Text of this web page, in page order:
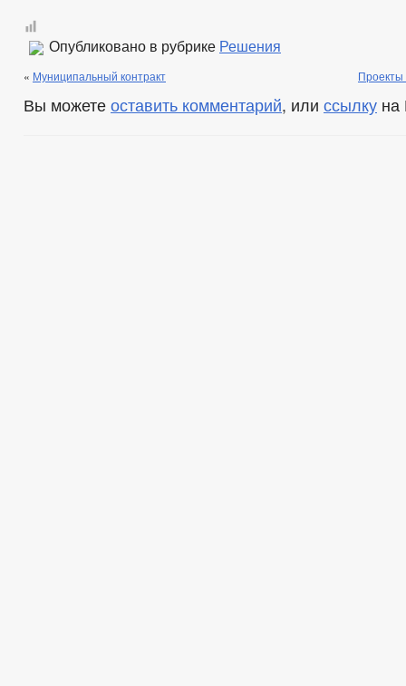
Опубликовано в рубрике Решения
« Муниципальный контракт Проекты
Вы можете оставить комментарий, или ссылку на